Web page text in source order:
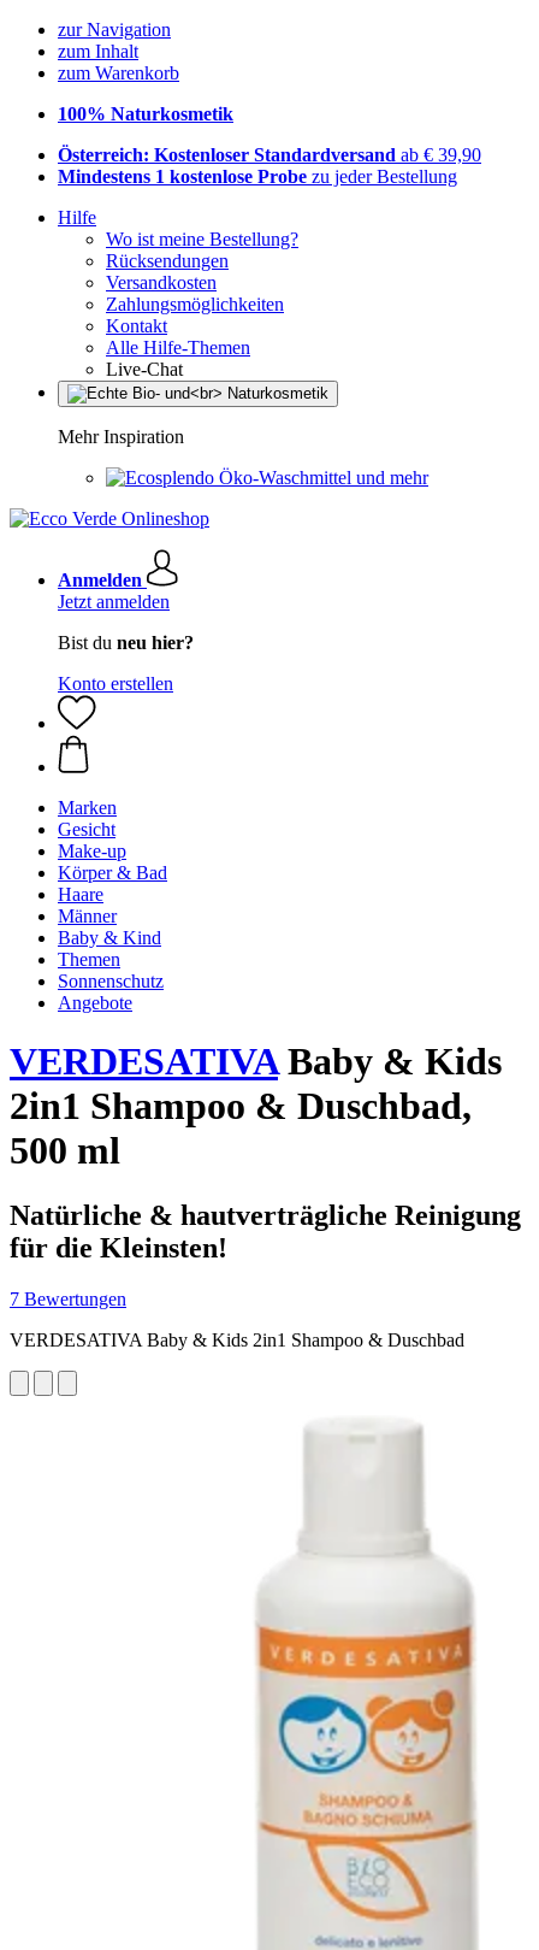
zur Navigation
zum Inhalt
zum Warenkorb
100% Naturkosmetik
Österreich: Kostenloser Standardversand ab € 39,90
Mindestens 1 kostenlose Probe zu jeder Bestellung
Hilfe
Wo ist meine Bestellung?
Rücksendungen
Versandkosten
Zahlungsmöglichkeiten
Kontakt
Alle Hilfe-Themen
Live-Chat
Mehr Inspiration
Öko-Waschmittel und mehr
Anmelden
Jetzt anmelden
Bist du neu hier?
Konto erstellen
Marken
Gesicht
Make-up
Körper & Bad
Haare
Männer
Baby & Kind
Themen
Sonnenschutz
Angebote
VERDESATIVABaby & Kids
2in1 Shampoo & Duschbad,
500 ml
Natürliche & hautverträgliche Reinigung
für die Kleinsten!
7 Bewertungen
VERDESATIVA Baby & Kids 2in1 Shampoo & Duschbad